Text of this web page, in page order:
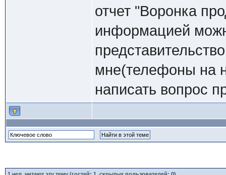
отчет "Воронка
информацией
мне(телефоны на
написать вопрос